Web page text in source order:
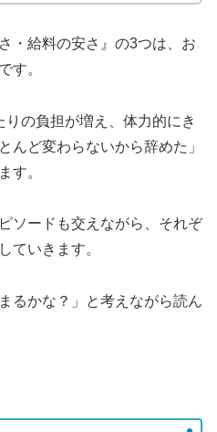
・給料の安さ』 の3つは、お
す。
の負担が増え、体力的にき
んど変わらないから辞めた」
す。
ソードも交えながら、それぞ
ていきます。
るかな？」と考えながら読ん